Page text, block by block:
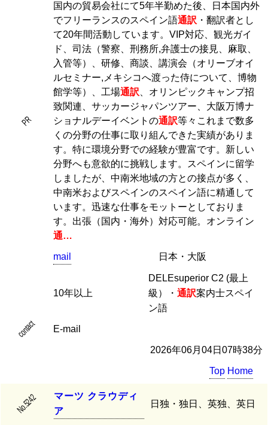
PR
国内の貿易会社にて5年半勤めた後、日本国内外
でフリーランスのスペイン語通訳 ・翻訳者とし
て20年間活動しています。VIP対応、観光ガイ
ド、司法（警察、刑務所,弁護士の接見、麻取、
入管等）、研修、商談、講演会（オリーブオイ
ルセミナー,メキシコへ渡った侍について、博物
館学等）、工場通訳 、オリンピックキャンプ招
致関連、サッカージャパンツアー、大阪万博ナ
ショナルデーイベントの通訳等々これまで数多
くの分野の仕事に取り組んできた実績がありま
す。特に環境分野での経験が豊富です。新しい
分野へも意欲的に挑戦します。スペインに留学
しましたが、中南米地域の方との接点が多く、
中南米およびスペインのスペイン語に精通して
います。迅速な仕事をモットーとしておりま
す。出張（国内・海外）対応可能。オンライン
通…
mail 日本・大阪
10年以上
DELEsuperior C2 (最上
級）・ 通訳案内士スペイ
ン語
contact E-mail
2026年06月04日07時38分
Top Home
No.5242 マーツ ク ラ ウディ
ア
日独・独日、英独、英日